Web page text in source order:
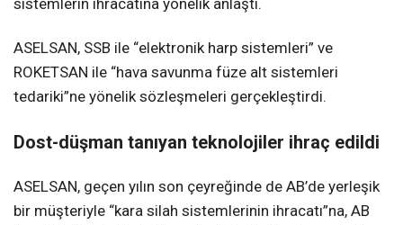
ASELSAN, SSB ile “elektronik harp sistemleri” ve
ROKETSAN ile “hava savunma füze alt sistemleri
tedariki”ne yönelik sözleşmeleri gerçekleştirdi.
Dost-düşman tanıyan teknolojiler ihraç edildi
ASELSAN, geçen yılın son çeyreğinde de AB’de yerleşik
bir müşteriyle “kara silah sistemlerinin ihracatı”na, AB